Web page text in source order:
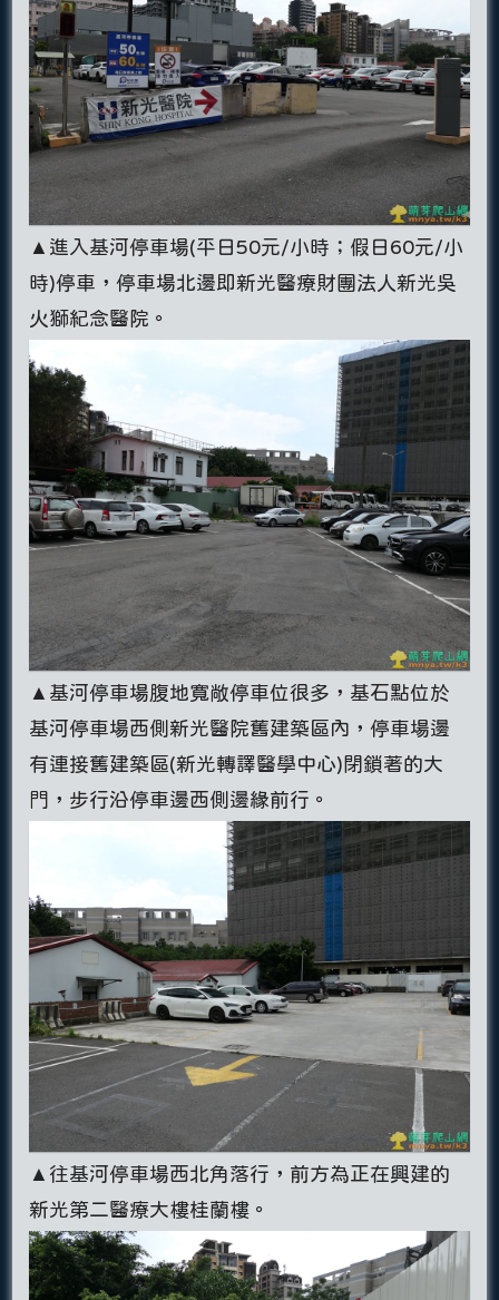
▲進入基河停車場(平日50元/小時；假日60元/小
時)停車，停車場北邊即新光醫療財團法人新光吳
火獅紀念醫院。
▲基河停車場腹地寬敞停車位很多，基石點位於
基河停車場西側新光醫院舊建築區內，停車場邊
有連接舊建築區(新光轉譯醫學中心)閉鎖著的大
門，步行沿停車邊西側邊緣前行。
▲往基河停車場西北角落行，前方為正在興建的
新光第二醫療大樓桂蘭樓。